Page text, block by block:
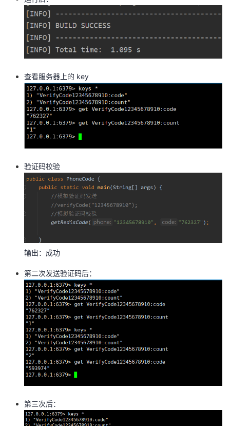
查看服务器上的 key
验证码校验
输出：成功
第二次发送验证码后：
第三次后：